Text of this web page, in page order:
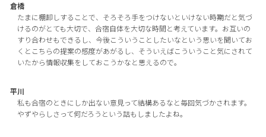
倉橋
たまに棚卸しすることで、そろそろ手をつけないといけない時期だと気づ
けるのがとても大切で、合宿自体を大切な時間と考えています。お互いの
すり合わせもできるし、今後こういうことしたいなという思いを聞いてお
くとこちらの提案の感度があがるし、そういえばこういうこと気にされて
いたから情報収集をしておこうかなと思えるので。
平川
私も合宿のときにしか出ない意見って結構あるなと毎回気づかされます。
やずやらしさって何だろうという話もしましたよね。